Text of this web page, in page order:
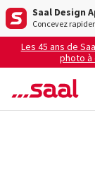
Saal Design
Concevez
Les 45 ans de
photo à